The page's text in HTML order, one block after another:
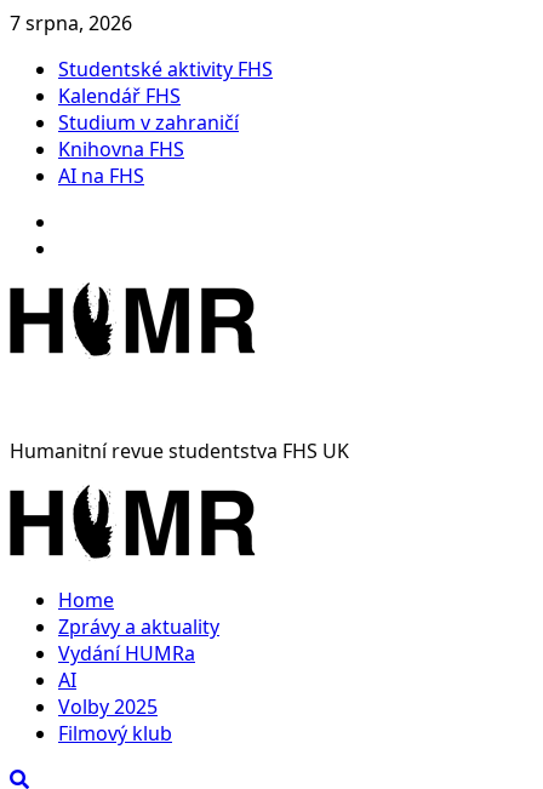
Skip
content
7 srpna, 2026
Studentské aktivity FHS
Kalendář FHS
Studium v zahraničí
Knihovna FHS
AI na FHS
Humanitní revue studentstva FHS UK
Primary
Menu
Home
Zprávy a aktuality
Vydání HUMRa
AI
Volby 2025
Filmový klub